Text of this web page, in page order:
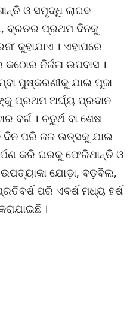
ଓ ସମୃଦ୍ଧି ଲାଘବ
ବ୍ରତର ପ୍ରଥମ ଦିନକୁ
କୁହାଯାଏ । ଏହାପରେ
ନିର୍ଜଳା ଉପବାସ ।
ପୁଷ୍କରଣୀକୁ ଯାଇ ପୂଜା
ପ୍ରଥମ ଅର୍ଘ୍ୟ ପ୍ରଦାନ
ବର୍ଗ । ଚତୁର୍ଥ ବା ଶେଷ
ଦିନ ପରି ଜଳ ଉତ୍ସକୁ ଯାଇ
କରି ଘରକୁ ଫେରିଥାନ୍ତି ଓ
ଯୋଡ଼ା, ବଡ଼ବିଲ,
ପରି ଏବର୍ଷ ମଧ୍ୟ ହର୍ଷ
।